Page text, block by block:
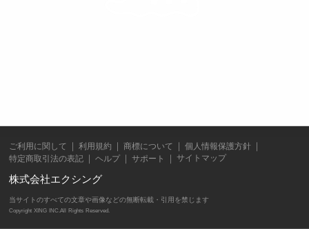
ご利用に関して 利用規約 商標について
個人情報保護方針
特定商取引法の表記
ヘルプ サポート サイトマップ
株式会社エクシング
当サイトのすべての文章や画像などの無断転載・引用を禁じます
Copyright XING INC.All Rights Reserved.